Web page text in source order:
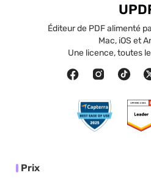
Éditeur de PDF alimenté
Mac, iOS et
Une licence, toutes
Prix